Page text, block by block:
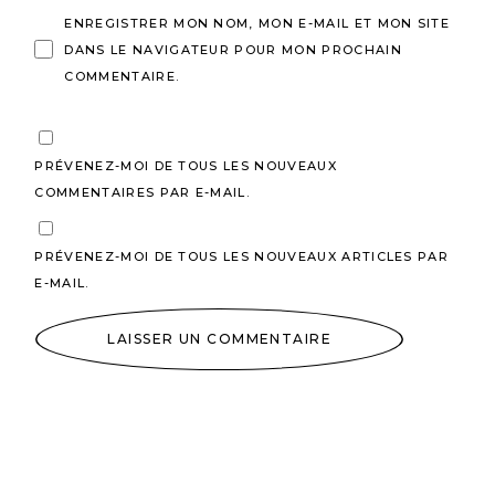
ENREGISTRER MON NOM, MON E-MAIL ET MON SITE
DANS LE NAVIGATEUR POUR MON PROCHAIN
COMMENTAIRE.
PRÉVENEZ-MOI DE TOUS LES NOUVEAUX
COMMENTAIRES PAR E-MAIL.
PRÉVENEZ-MOI DE TOUS LES NOUVEAUX ARTICLES PAR
E-MAIL.
LAISSER UN COMMENTAIRE